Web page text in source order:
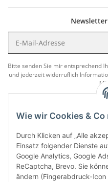
Wie wir Cookies & Co
Durch Klicken auf „Alle
Einsatz folgender Dienste
Google Analytics, Google
ReCaptcha, Brevo. Sie
ändern (Fingerabdruck-
Bitte senden Sie mir entsprechend
und jederzeit widerruflich
Für Ihren nächsten Einkauf
Den Gutschein erhalten Sie
Bestätigung